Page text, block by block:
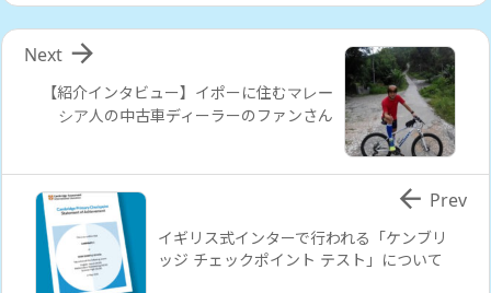
【紹介インタビュー】イポーに住むマレー
シア人の中古車ディーラーのファンさん

Next
イギリス式インターで行われる「ケンブリ
ッジ チェックポイント テスト」について
 Prev